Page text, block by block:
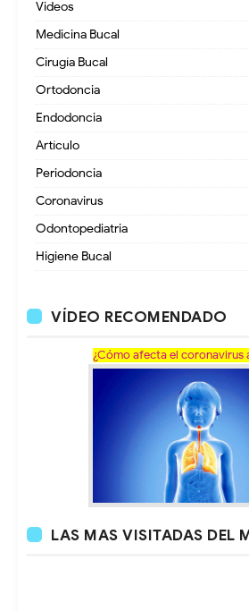
Videos
Medicina Bucal
Cirugía Bucal
Ortodoncia
Endodoncia
Artículo
Periodoncia
Coronavirus
Odontopediatria
Higiene Bucal
VÍDEO RECOMENDADO
¿Cómo afecta el coronavirus
LAS MAS VISITADAS DEL